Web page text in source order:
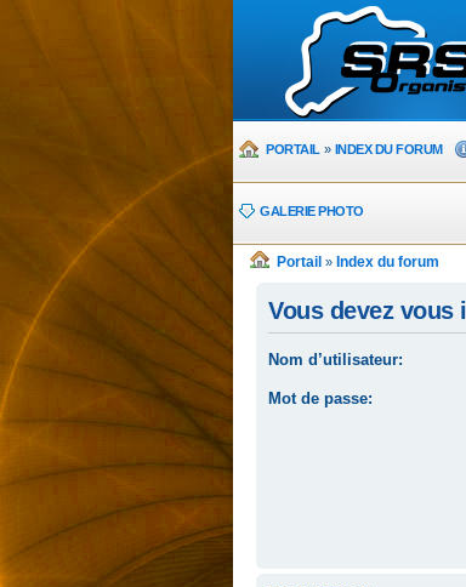
PORTAIL » INDEX DU FORUM
GALERIE PHOTO
Portail » Index du forum
Vous devez
Nom d’utilisateur:
Mot de passe: